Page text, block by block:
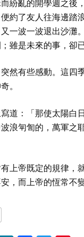
紛亂的開學週之後
約了友人往海邊踏
一波一波退出沙灘
雖是未來的事，卻
然有些感動。這四
。
寫道：「那使太陽
浪匉訇的，萬軍之
上帝既定的規律，
，而上帝的恆常不